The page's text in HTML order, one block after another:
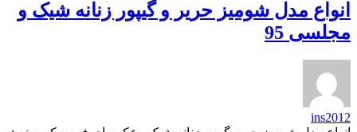
انواع مدل شومیز حریر و گیپور زنانه شیک و
مجلسی 95
ins2012